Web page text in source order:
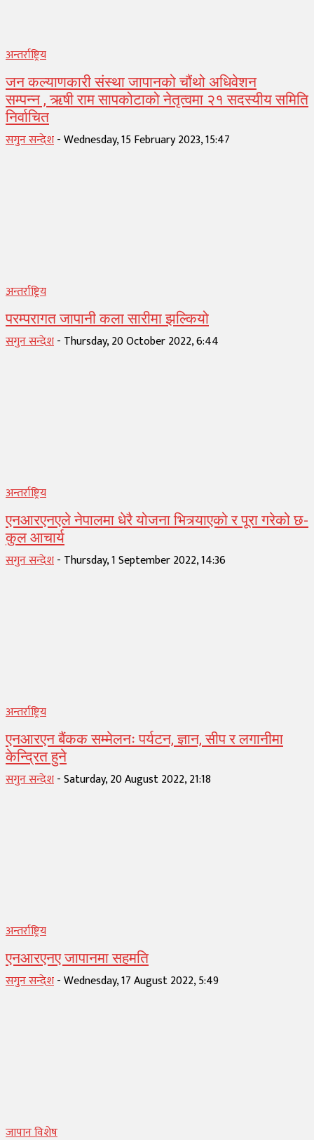
अन्तर्राष्ट्रिय
जन कल्याणकारी संस्था जापानको चौंथो अधिवेशन
सम्पन्न , ऋषी राम सापकोटाको नेतृत्वमा २१ सदस्यीय समिति
निर्वाचित
सगुन सन्देश-Wednesday, 15 February 2023, 15:47
अन्तर्राष्ट्रिय
परम्परागत जापानी कला सारीमा झल्कियो
सगुन सन्देश- Thursday, 20 October 2022, 6:44
अन्तर्राष्ट्रिय
एनआरएनएले नेपालमा धेरै योजना भित्र्याएको र पूरा गरेको छ-
कुल आचार्य
सगुन सन्देश- Thursday, 1 September 2022, 14:36
अन्तर्राष्ट्रिय
एनआरएन बैंकक सम्मेलनः पर्यटन, ज्ञान, सीप र लगानीमा
केन्द्रित हुने
सगुन सन्देश-Saturday, 20 August 2022, 21:18
अन्तर्राष्ट्रिय
एनआरएनए जापानमा सहमति
सगुन सन्देश-Wednesday, 17 August 2022, 5:49
जापान विशेष